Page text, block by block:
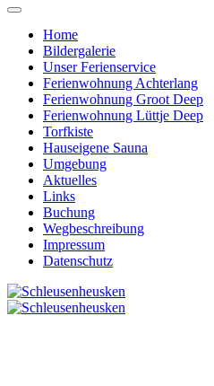
Home
Bildergalerie
Unser Ferienservice
Ferienwohnung Achterlang
Ferienwohnung Groot Deep
Ferienwohnung Lüttje Deep
Torfkiste
Hauseigene Sauna
Umgebung
Aktuelles
Links
Buchung
Wegbeschreibung
Impressum
Datenschutz